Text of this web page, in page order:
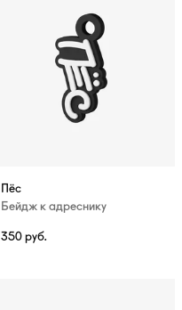
Пёс
Бейдж к адреснику
350 руб.